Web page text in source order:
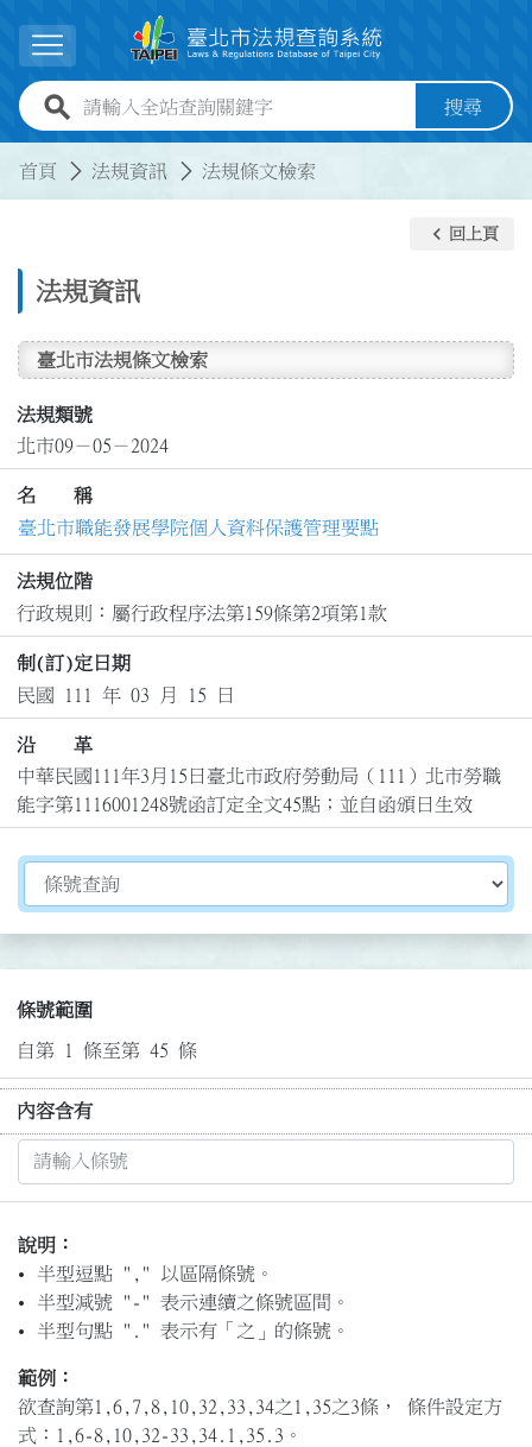
展開選單
全站查詢關鍵字欄位 搜尋
首頁 法規資訊 法規條文檢索
法規資訊
keyboard_arrow_left 回上頁
臺北市法規條文檢索
法規類號
北市09－05－2024
名 稱
臺北市職能發展學院個人資料保護管理要點
法規位階
行政規則：屬行政程序法第159條第2項第1款
制(訂)定日期
民國 111 年 03 月 15 日
沿 革
中華民國111年3月15日臺北市政府勞動局（111）北市勞職
能字第1116001248號函訂定全文45點；並自函頒日生效
切換選擇法規資訊內容
條號範圍
自第 1 條至第 45 條
內容含有
說明：
半型逗點 "," 以區隔條號。
半型減號 "-" 表示連續之條號區間。
半型句點 "." 表示有「之」的條號。
範例：
欲查詢第1,6,7,8,10,32,33,34之1,35之3條， 條件設定方
式：1,6-8,10,32-33,34.1,35.3。